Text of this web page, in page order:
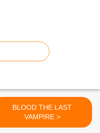
BLOOD THE LAST
VAMPIRE >